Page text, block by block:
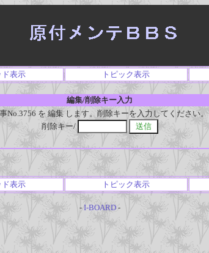
ド表示 トピック表示
編集/削除キー入力
No.3756 を 編集 します。削除キーを入力してください。
削除キー/
ド表示 トピック表示
- I-BOARD-